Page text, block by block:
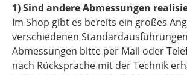
1) Sind andere Abmessungen
Im Shop gibt es bereits ein großes
verschiedenen
Abmessungen bitte per Mail oder
nach Rücksprache mit der Technik